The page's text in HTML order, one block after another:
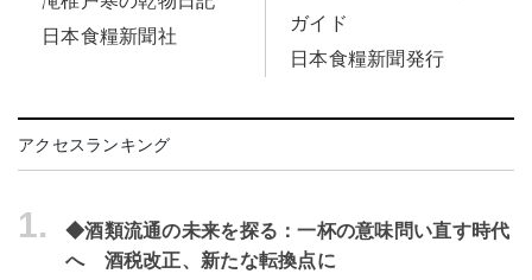
日本食糧新聞社
ガイド
日本食糧新聞発行
アクセスランキング
1.
◆酒類流通の未来を探る：一杯の意味問い直す時代
へ 酒税改正、新たな転換点に